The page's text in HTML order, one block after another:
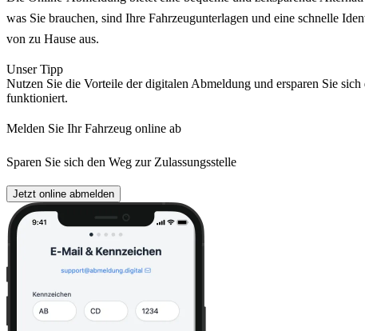
was Sie brauchen, sind Ihre Fahrzeugunterlagen und eine schnelle
von zu Hause aus.
Unser Tipp
Nutzen Sie die Vorteile der digitalen Abmeldung und ersparen Sie
funktioniert.
Melden Sie Ihr Fahrzeug online ab
Sparen Sie sich den Weg zur Zulassungsstelle
Jetzt online abmelden